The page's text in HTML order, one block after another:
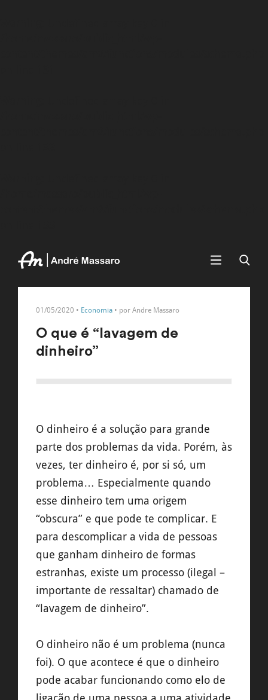
01/05/2020 • Economia • por Andre Massaro
O que é “lavagem de
dinheiro”
O dinheiro é a solução para grande
parte dos problemas da vida. Porém, às
vezes, ter dinheiro é, por si só, um
problema… Especialmente quando
esse dinheiro tem uma origem
“obscura” e que pode te complicar. E
para descomplicar a vida de pessoas
que ganham dinheiro de formas
estranhas, existe um processo (ilegal –
importante de ressaltar) chamado de
“lavagem de dinheiro”.
O dinheiro não é um problema (nunca
foi). O que acontece é que o dinheiro
pode acabar funcionando como elo de